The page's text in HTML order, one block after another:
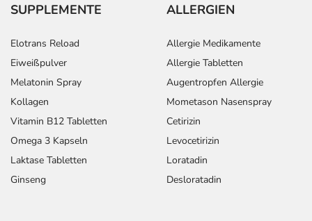
SUPPLEMENTE
Elotrans Reload
Eiweißpulver
Melatonin Spray
Kollagen
Vitamin B12 Tabletten
Omega 3 Kapseln
Laktase Tabletten
Ginseng
ALLERGIEN
Allergie Medikamente
Allergie Tabletten
Augentropfen Allergie
Mometason Nasenspray
Cetirizin
Levocetirizin
Loratadin
Desloratadin